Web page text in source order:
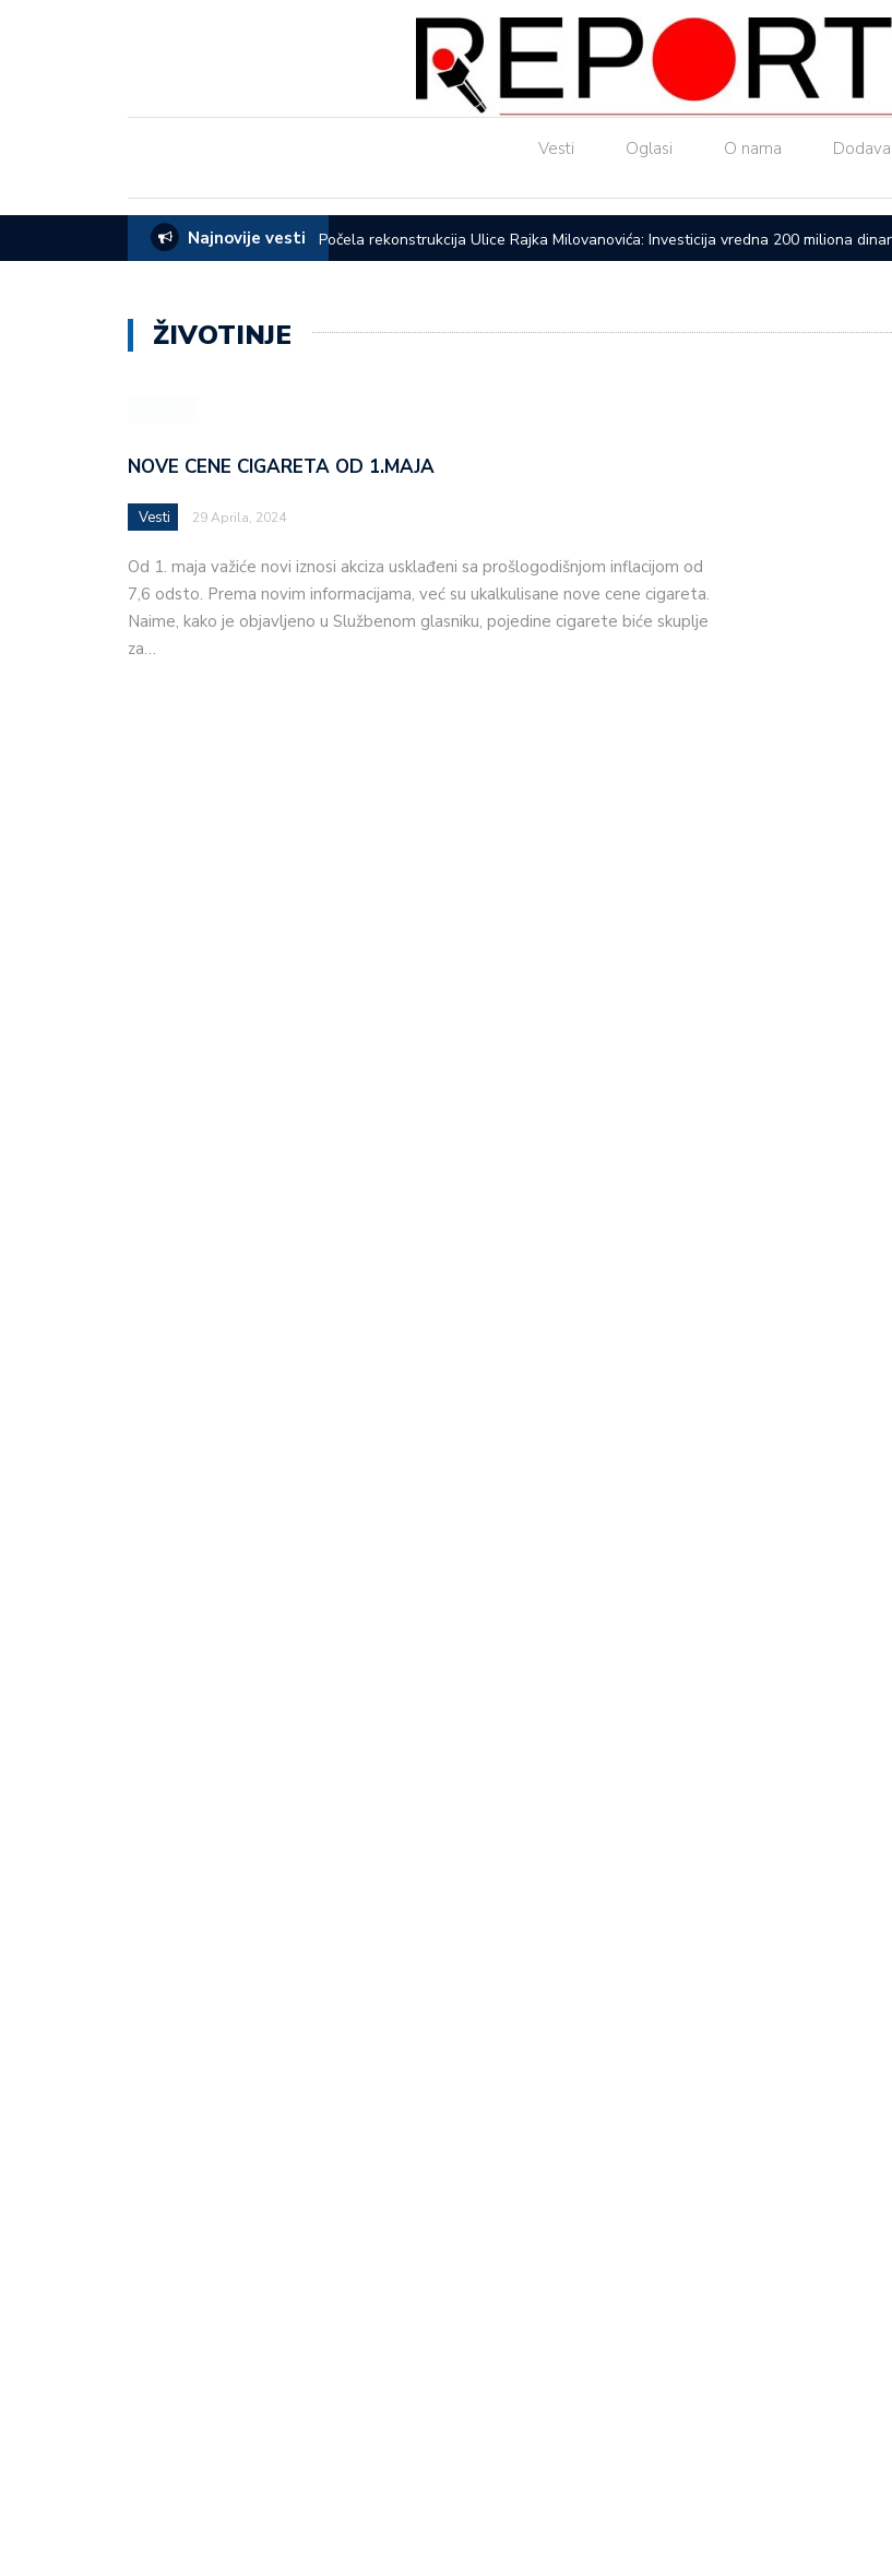
Vesti Oglasi O nama
Najnovije vesti Počela rekonstrukcija Ulice Rajka Milovanovića: Investicija vredna 200 miliona
ŽIVOTINJE
NOVE CENE CIGARETA OD 1.MAJA
Vesti 29 Aprila, 2024
Od 1. maja važiće novi iznosi akciza usklađeni sa prošlogodišnjom inflacijom od
7,6 odsto. Prema novim informacijama, već su ukalkulisane nove cene cigareta.
Naime, kako je objavljeno u Službenom glasniku, pojedine cigarete biće skuplje
za…